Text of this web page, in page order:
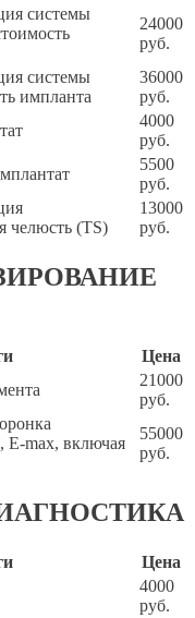
системы
24000
руб.
системы
импланта
36000
руб.
4000
руб.
5500
руб.
челюсть (TS)
13000
руб.
Цена
21000
руб.
E-max, включая
55000
руб.
Цена
4000
руб.